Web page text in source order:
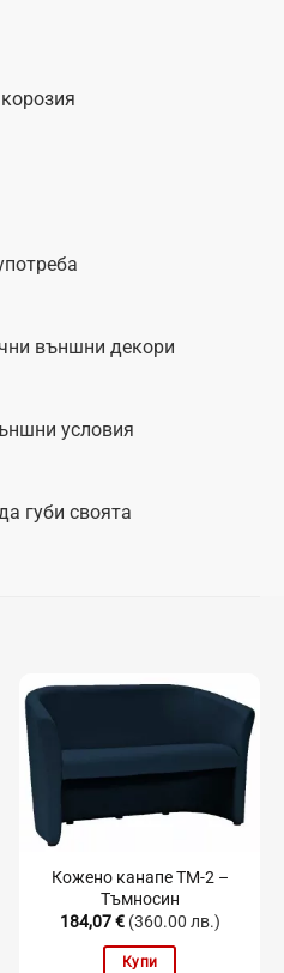
външни декори
условия
губи своята
Кожено канапе TM-2 –
Тъмносин
184,07€ (360.00 лв.)
Купи